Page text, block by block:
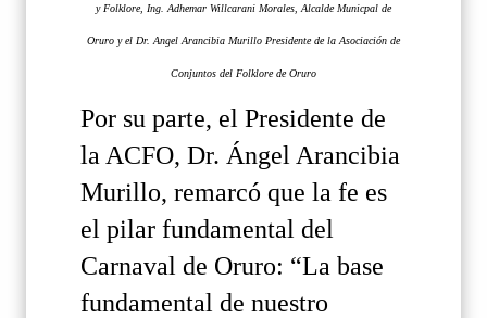
y Folklore, Ing. Adhemar Willcarani Morales, Alcalde Municpal de
Oruro y el Dr. Angel Arancibia Murillo Presidente de la Asociación de
Conjuntos del Folklore de Oruro
Por su parte, el Presidente de
la ACFO, Dr. Ángel Arancibia
Murillo, remarcó que la fe es
el pilar fundamental del
Carnaval de Oruro: “La base
fundamental de nuestro